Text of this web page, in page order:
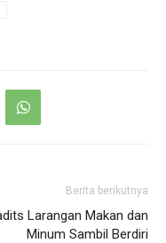
Berita berikutnya
Larangan Makan dan
Minum Sambil Berdiri